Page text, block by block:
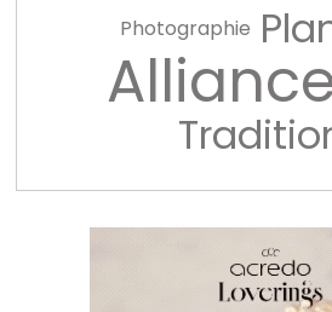
Photographie